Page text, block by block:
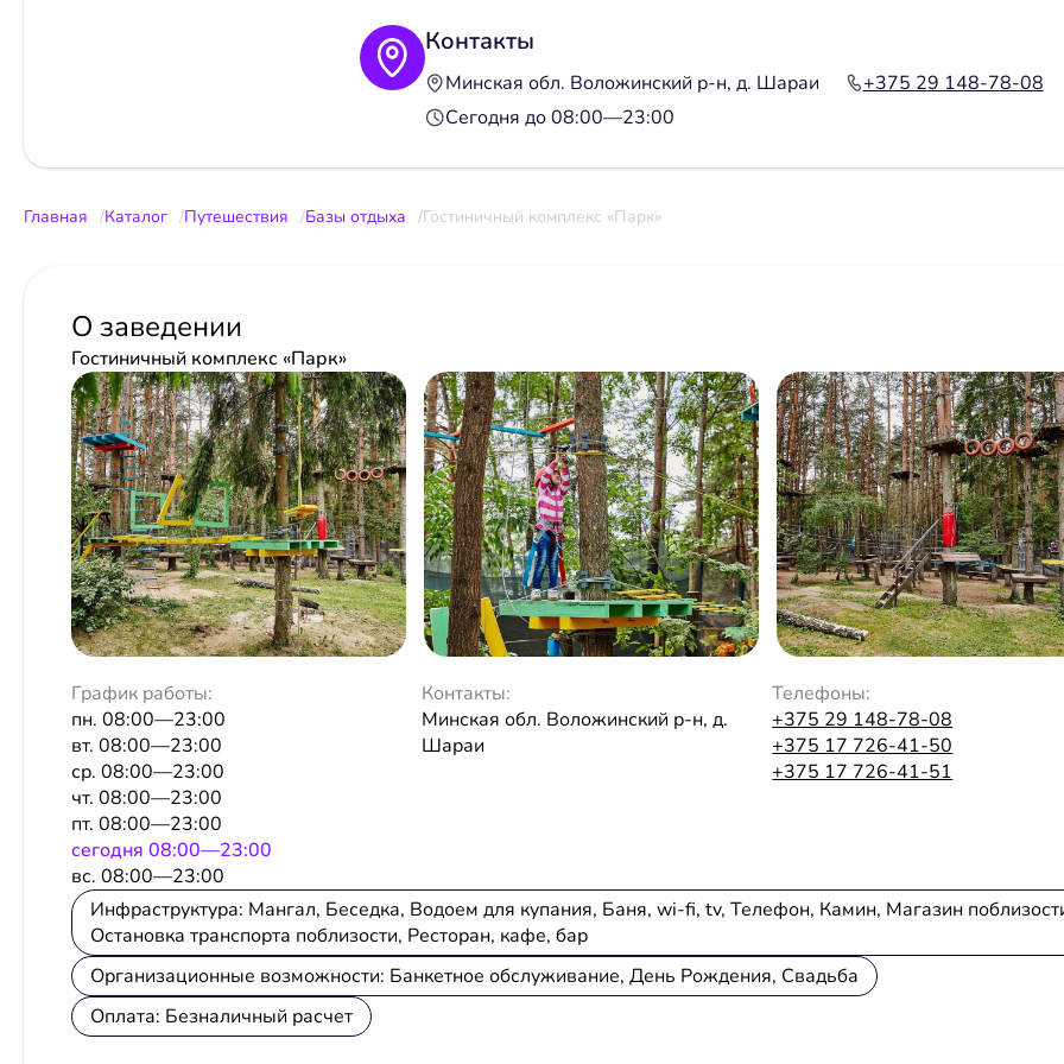
Контакты
Минская обл. Воложинский р-н, д. Шараи
+375 29 148-78-08
Сегодня до 08:00—23:00
Главная Каталог Путешествия Базы отдыха Гостиничный комплекс «Парк»
О заведении
Гостиничный комплекс «Парк»
График работы:
пн. 08:00—23:00
вт. 08:00—23:00
ср. 08:00—23:00
чт. 08:00—23:00
пт. 08:00—23:00
сeгодня 08:00—23:00
вс. 08:00—23:00
Контакты:
Минская обл. Воложинский р-н, д.
Шараи
Телефоны:
+375 29 148-78-08
+375 17 726-41-50
+375 17 726-41-51
Инфраструктура: Мангал, Беседка, Водоем для купания, Баня, wi-fi, tv, Телефон, Камин, Магазин
Остановка транспорта поблизости, Ресторан, кафе, бар
Организационные возможности: Банкетное обслуживание, День Рождения, Свадьба
Оплата: Безналичный расчет